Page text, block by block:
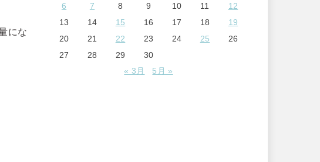
にな
6
7 8 9 10 11
12
13
14 15 16 17 18
19
20
21 22 23 24 25
26
27
28 29
30
« 3月
5月 »